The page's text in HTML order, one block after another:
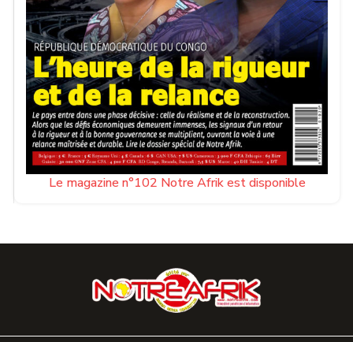
Le magazine n°102 Notre Afrik est disponible